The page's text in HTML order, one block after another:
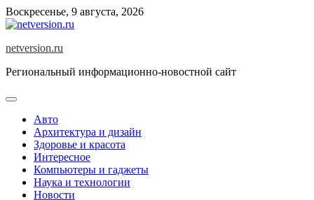
Skip
to
Воскресенье, 9 августа, 2026
netversion.ru
Региональный информационно-новостной сайт
Авто
Архитектура и дизайн
Здоровье и красота
Интересное
Компьютеры и гаджеты
Наука и технологии
Новости